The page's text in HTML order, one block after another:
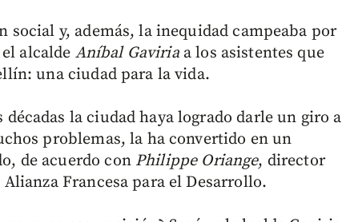
social y, además, la inequidad campeaba por
alcalde Aníbal Gaviria a los asistentes que
una ciudad para la vida.
la ciudad haya logrado darle un giro a
problemas, la ha convertido en un
de acuerdo con Philippe Oriange, director
Francesa para el Desarrollo.